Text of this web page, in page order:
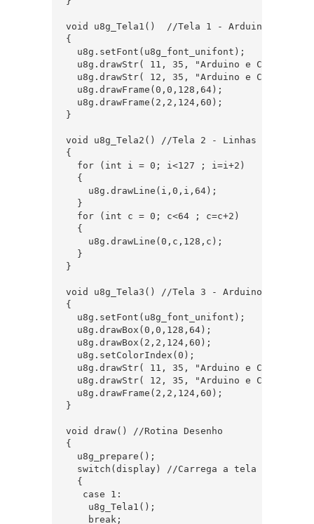
void u8g_Tela1()  //Tela 1 - Arduino e Cia
{
  u8g.setFont(u8g_font_unifont);
  u8g.drawStr( 11, 35, "Arduino e Cia");
  u8g.drawStr( 12, 35, "Arduino e Cia");
  u8g.drawFrame(0,0,128,64);
  u8g.drawFrame(2,2,124,60);
}
void u8g_Tela2() //Tela 2 - Linhas
{
  for (int i = 0; i<127 ; i=i+2)
  {
    u8g.drawLine(i,0,i,64);
  }
  for (int c = 0; c<64 ; c=c+2)
  {
    u8g.drawLine(0,c,128,c);
  }
}
void u8g_Tela3() //Tela 3 - Arduino e Cia -
{
  u8g.setFont(u8g_font_unifont);
  u8g.drawBox(0,0,128,64);
  u8g.drawBox(2,2,124,60);
  u8g.setColorIndex(0);
  u8g.drawStr( 11, 35, "Arduino e Cia");
  u8g.drawStr( 12, 35, "Arduino e Cia");
  u8g.drawFrame(2,2,124,60);
}
void draw() //Rotina Desenho
{
  u8g_prepare();
switch(display) //Carrega a tela
  {
   case 1:
    u8g_Tela1();
    break;